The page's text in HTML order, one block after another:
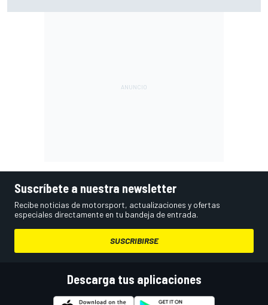
Suscríbete a nuestra newsletter
Recibe noticias de motorsport, actualizaciones y ofertas
especiales directamente en tu bandeja de entrada.
SUSCRIBIRSE
Descarga tus aplicaciones